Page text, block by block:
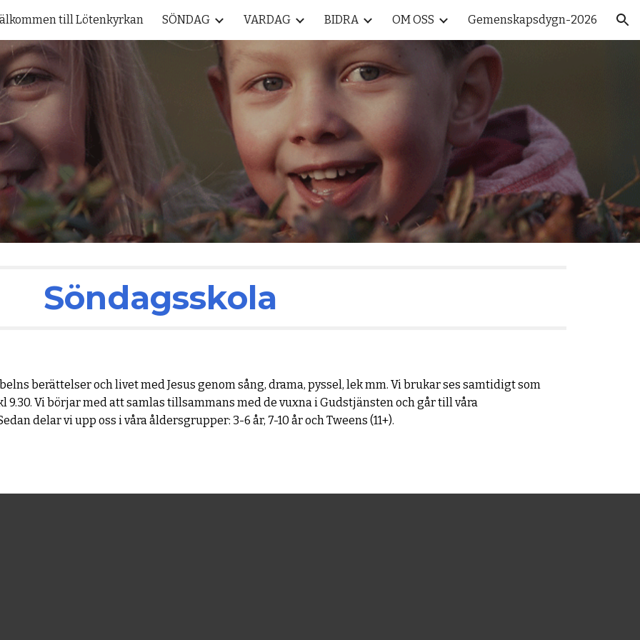
to main content Skip to navigation
till Lötenkyrkan SÖNDAG VARDAG BIDRA OM OSS Gemenskapsdygn-2026
Söndagsskola
berättelser och livet med Jesus genom sång, drama, pyssel, lek mm. Vi brukar ses samtidigt som
Vi börjar med att samlas tillsammans med de vuxna i Gudstjänsten och går till våra
delar vi upp oss i våra åldersgrupper: 3-6 år, 7-10 år och Tweens (11+).